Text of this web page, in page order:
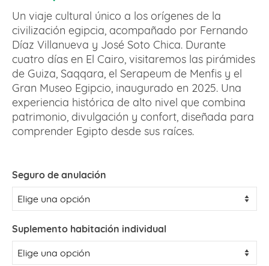
Un viaje cultural único a los orígenes de la
civilización egipcia, acompañado por Fernando
Díaz Villanueva y José Soto Chica. Durante
cuatro días en El Cairo, visitaremos las pirámides
de Guiza, Saqqara, el Serapeum de Menfis y el
Gran Museo Egipcio, inaugurado en 2025. Una
experiencia histórica de alto nivel que combina
patrimonio, divulgación y confort, diseñada para
comprender Egipto desde sus raíces.
Seguro de anulación
Suplemento habitación individual